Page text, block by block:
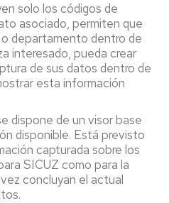
solo los códigos de
asociado, permiten que
departamento dentro de
interesado, pueda crear
de sus datos dentro de
esta información
dispone de un visor base
disponible. Está previsto
capturada sobre los
SICUZ como para la
concluyan el actual